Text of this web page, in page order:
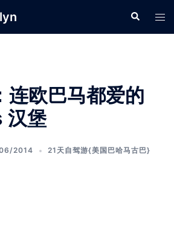
Search
连欧巴马都爱的
汉堡
2014 21天自驾游{美国巴哈马古巴}